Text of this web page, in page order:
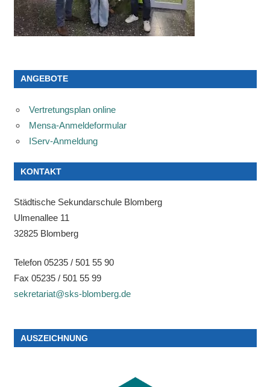
ANGEBOTE
Vertretungsplan online
Mensa-Anmeldeformular
IServ-Anmeldung
KONTAKT
Städtische Sekundarschule Blomberg
Ulmenallee 11
32825 Blomberg
Telefon 05235 / 501 55 90
Fax 05235 / 501 55 99
sekretariat@sks-blomberg.de
AUSZEICHNUNG